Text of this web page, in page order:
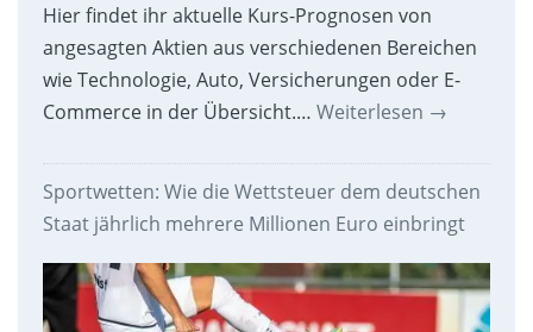
Hier findet ihr aktuelle Kurs-Prognosen von
angesagten Aktien aus verschiedenen Bereichen
wie Technologie, Auto, Versicherungen oder E-
Commerce in der Übersicht.… Weiterlesen →
Sportwetten: Wie die Wettsteuer dem deutschen
Staat jährlich mehrere Millionen Euro einbringt